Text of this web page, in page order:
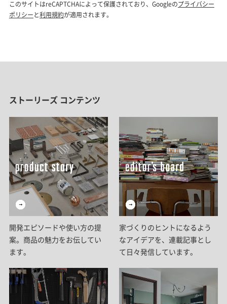
ストーリーズ コンテンツ
開発エピソードや使い方の提
案。商品の魅力をお伝してい
ます。
家づくりのヒントになるよう
なアイデアを、連載記事とし
て日々発信しています。